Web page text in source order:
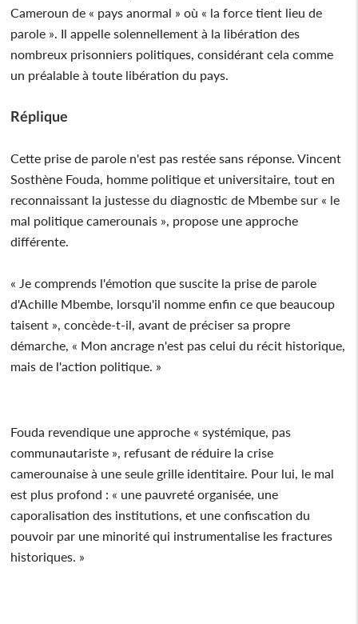
Cameroun de « pays anormal » où « la force tient lieu de
parole ». Il appelle solennellement à la libération des
nombreux prisonniers politiques, considérant cela comme
un préalable à toute libération du pays.
Réplique
Cette prise de parole n'est pas restée sans réponse. Vincent
Sosthène Fouda, homme politique et universitaire, tout en
reconnaissant la justesse du diagnostic de Mbembe sur « le
mal politique camerounais », propose une approche
différente.
« Je comprends l'émotion que suscite la prise de parole
d'Achille Mbembe, lorsqu'il nomme enfin ce que beaucoup
taisent », concède-t-il, avant de préciser sa propre
démarche, « Mon ancrage n'est pas celui du récit historique,
mais de l'action politique. »
Fouda revendique une approche « systémique, pas
communautariste », refusant de réduire la crise
camerounaise à une seule grille identitaire. Pour lui, le mal
est plus profond : « une pauvreté organisée, une
caporalisation des institutions, et une confiscation du
pouvoir par une minorité qui instrumentalise les fractures
historiques. »